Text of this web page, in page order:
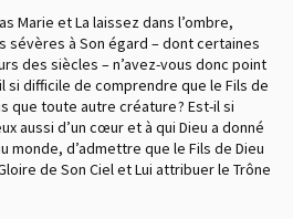
Marie et La laissez dans l’ombre,
sévères à Son égard – dont certaines
des siècles – n’avez-vous donc point
si difficile de comprendre que le Fils de
que toute autre créature ? Est-il si
aussi d’un cœur et à qui Dieu a donné
monde, d’admettre que le Fils de Dieu
de Son Ciel et Lui attribuer le Trône